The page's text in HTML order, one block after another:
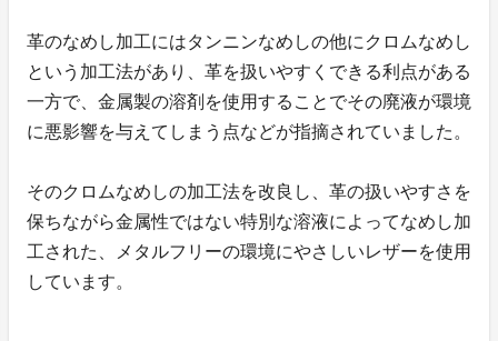
革のなめし加工にはタンニンなめしの他にクロムなめし
という加工法があり、革を扱いやすくできる利点がある
一方で、金属製の溶剤を使用することでその廃液が環境
に悪影響を与えてしまう点などが指摘されていました。
そのクロムなめしの加工法を改良し、革の扱いやすさを
保ちながら金属性ではない特別な溶液によってなめし加
工された、メタルフリーの環境にやさしいレザーを使用
しています。